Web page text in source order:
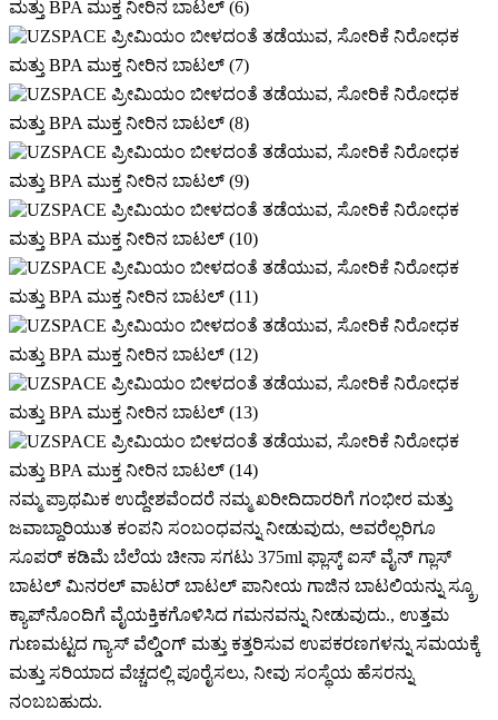
ನಮ್ಮ ಪ್ರಾಥಮಿಕ ಉದ್ದೇಶವೆಂದರೆ ನಮ್ಮ ಖರೀದಿದಾರರಿಗೆ ಗಂಭೀರ ಮತ್ತು
ಜವಾಬ್ದಾರಿಯುತ ಕಂಪನಿ ಸಂಬಂಧವನ್ನು ನೀಡುವುದು, ಅವರೆಲ್ಲರಿಗೂ
ಸೂಪರ್ ಕಡಿಮೆ ಬೆಲೆಯ ಚೀನಾ ಸಗಟು 375ml ಫ್ಲಾಸ್ಕ್ ಐಸ್ ವೈನ್ ಗ್ಲಾಸ್
ಬಾಟಲ್ ಮಿನರಲ್ ವಾಟರ್ ಬಾಟಲ್ ಪಾನೀಯ ಗಾಜಿನ ಬಾಟಲಿಯನ್ನು ಸ್ಕ್ರೂ
ಕ್ಯಾಪ್‌ನೊಂದಿಗೆ ವೈಯಕ್ತಿಕಗೊಳಿಸಿದ ಗಮನವನ್ನು ನೀಡುವುದು., ಉತ್ತಮ
ಗುಣಮಟ್ಟದ ಗ್ಯಾಸ್ ವೆಲ್ಡಿಂಗ್ ಮತ್ತು ಕತ್ತರಿಸುವ ಉಪಕರಣಗಳನ್ನು ಸಮಯಕ್ಕೆ
ಮತ್ತು ಸರಿಯಾದ ವೆಚ್ಚದಲ್ಲಿ ಪೂರೈಸಲು, ನೀವು ಸಂಸ್ಥೆಯ ಹೆಸರನ್ನು
ನಂಬಬಹುದು.